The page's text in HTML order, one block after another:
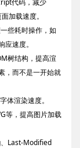
加载速度。
些耗时操作，如
速度。
树结构，提高渲
，而不是一开始就
体渲染速度。
等，提高图片加载
、Last-Modified